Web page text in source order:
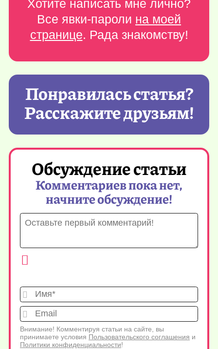
Хотите написать мне лично?
Все явки-пароли на моей
странице. Рада знакомству!
Понравилась статья?
Расскажите друзьям!
Обсуждение статьи
Комментариев пока нет,
начните обсуждение!
Имя*
Внимание! Комментируя статьи на сайте, вы
принимаете условия Пользовательского соглашения и
Политики конфиденциальности!